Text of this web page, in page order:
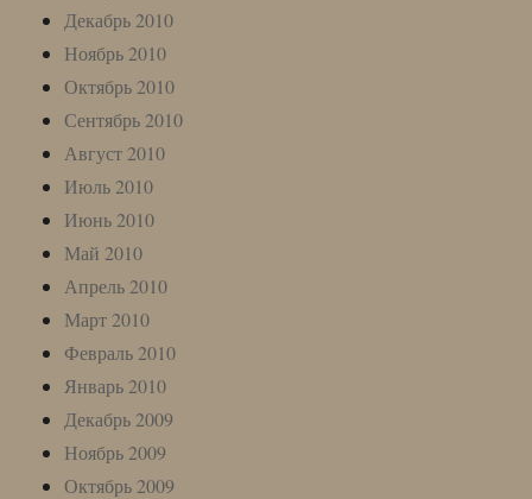
Декабрь 2010
Ноябрь 2010
Октябрь 2010
Сентябрь 2010
Август 2010
Июль 2010
Июнь 2010
Май 2010
Апрель 2010
Март 2010
Февраль 2010
Январь 2010
Декабрь 2009
Ноябрь 2009
Октябрь 2009